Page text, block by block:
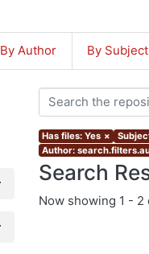
By Author By Subject
Has files: Yes ×
Author:
Search
Now showing 1 - 2